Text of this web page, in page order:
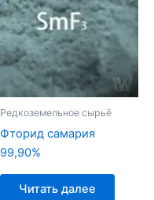
Редкоземельное сырьё
Фторид самария
99,90%
Читать далее